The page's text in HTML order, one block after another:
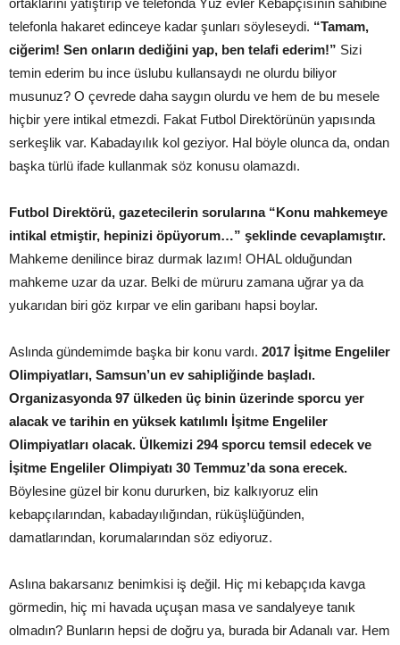
ortaklarını yatıştırıp ve telefonda Yüz evler Kebapçısının sahibine
telefonla hakaret edinceye kadar şunları söyleseydi. “Tamam,
ciğerim! Sen onların dediğini yap, ben telafi ederim!” Sizi
temin ederim bu ince üslubu kullansaydı ne olurdu biliyor
musunuz? O çevrede daha saygın olurdu ve hem de bu mesele
hiçbir yere intikal etmezdi. Fakat Futbol Direktörünün yapısında
serkeşlik var. Kabadayılık kol geziyor. Hal böyle olunca da, ondan
başka türlü ifade kullanmak söz konusu olamazdı.
Futbol Direktörü, gazetecilerin sorularına “Konu mahkemeye
intikal etmiştir, hepinizi öpüyorum…” şeklinde cevaplamıştır.
Mahkeme denilince biraz durmak lazım! OHAL olduğundan
mahkeme uzar da uzar. Belki de müruru zamana uğrar ya da
yukarıdan biri göz kırpar ve elin garibanı hapsi boylar.
Aslında gündemimde başka bir konu vardı. 2017 İşitme Engeliler
Olimpiyatları, Samsun’un ev sahipliğinde başladı.
Organizasyonda 97 ülkeden üç binin üzerinde sporcu yer
alacak ve tarihin en yüksek katılımlı İşitme Engeliler
Olimpiyatları olacak. Ülkemizi 294 sporcu temsil edecek ve
İşitme Engeliler Olimpiyatı 30 Temmuz’da sona erecek.
Böylesine güzel bir konu dururken, biz kalkıyoruz elin
kebapçılarından, kabadayılığından, rüküşlüğünden,
damatlarından, korumalarından söz ediyoruz.
Aslına bakarsanız benimkisi iş değil. Hiç mi kebapçıda kavga
görmedin, hiç mi havada uçuşan masa ve sandalyeye tanık
olmadın? Bunların hepsi de doğru ya, burada bir Adanalı var. Hem